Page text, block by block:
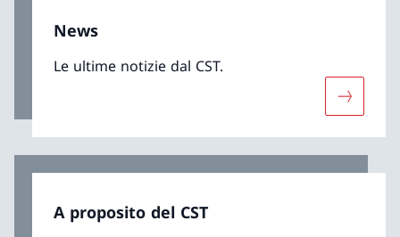
News
Le ultime notizie dal CST.
A proposito del CST